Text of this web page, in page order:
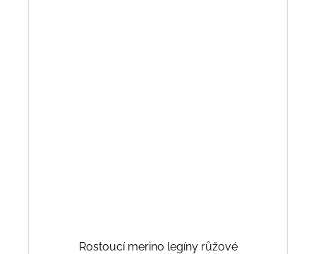
Rostoucí merino legíny růžové